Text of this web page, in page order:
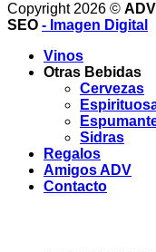
Copyright 2026 ©
SEO - Imagen Digital
Vinos
Otras Bebidas
Cervezas
Sidras
Regalos
Amigos ADV
Contacto